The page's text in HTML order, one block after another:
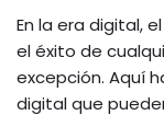
En la era digital,
el éxito de
excepción. Aquí
digital que